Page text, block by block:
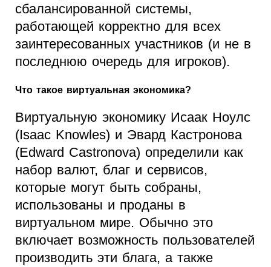
сбалансированной системы,
работающей корректно для всех
заинтересованных участников (и не в
последнюю очередь для игроков).
Что такое виртуальная экономика?
Виртуальную экономику Исаак Ноулс
(Isaac Knowles) и Эвард Кастронова
(Edward Castronova) определили как
набор валют, благ и сервисов,
которые могут быть собраны,
использованы и проданы в
виртуальном мире. Обычно это
включает возможность пользователей
производить эти блага, а также